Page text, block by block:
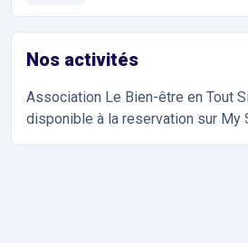
Nos activités
Association Le Bien-être en Tout
disponible à la reservation sur My